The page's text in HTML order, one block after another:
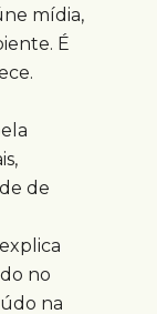
mídia,
É
de
no
na